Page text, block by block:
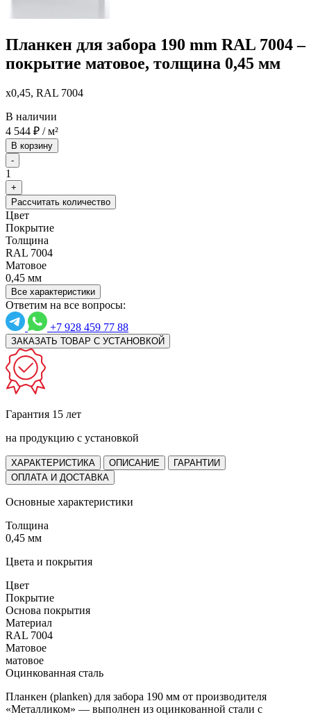
Планкен для забора 190 mm RAL 7004 –
покрытие матовое, толщина 0,45 мм
x0,45, RAL 7004
В наличии
4 544 ₽ / м²
В корзину
-
1
+
Рассчитать количество
Цвет
Покрытие
Толщина
RAL 7004
Матовое
0,45 мм
Все характеристики
Ответим на все вопросы:
+7 928 459 77 88
ЗАКАЗАТЬ ТОВАР С УСТАНОВКОЙ
Гарантия 15 лет
на продукцию с установкой
ХАРАКТЕРИСТИКА ОПИСАНИЕ
ГАРАНТИИ
ОПЛАТА И ДОСТАВКА
Основные характеристики
Толщина
0,45 мм
Цвета и покрытия
Цвет
Покрытие
Основа покрытия
Материал
RAL 7004
Матовое
матовое
Оцинкованная сталь
Планкен (planken) для забора 190 мм от производителя
«Металликом» — выполнен из оцинкованной стали с